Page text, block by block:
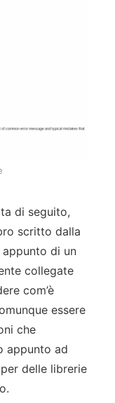
di seguito,
scritto dalla
appunto di un
collegate
com’è
essere
che
appunto ad
delle librerie